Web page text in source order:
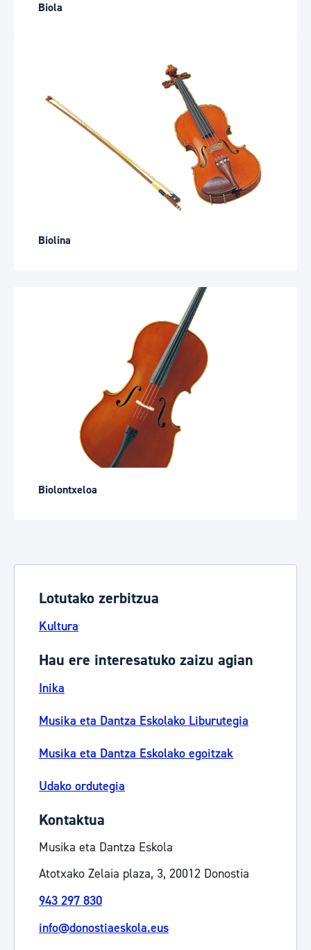
Biola
Biolina
Biolontxeloa
Lotutako zerbitzua
Kultura
Hau ere interesatuko zaizu agian
Inika
Musika eta Dantza Eskolako Liburutegia
Musika eta Dantza Eskolako egoitzak
Udako ordutegia
Kontaktua
Musika eta Dantza Eskola
Atotxako Zelaia plaza, 3, 20012 Donostia
943 297 830
info@donostiaeskola.eus